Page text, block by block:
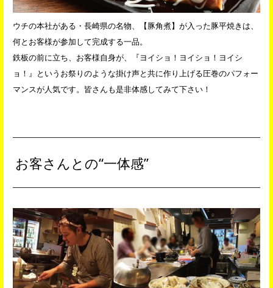
ウチの本社がある・長崎県の名物、【豚角煮】が入った豚平焼きは、
何とお客様が参加して完成する一品。
鉄板の前に立ち、お客様自身が、『ヨイショ！ヨイショ！ヨイシ
ョ！』というお祭りのような掛け声と共に作り上げる圧巻のパフォー
マンスが人気です。皆さんも是非体感してみて下さい！
お客さんとの“一体感”